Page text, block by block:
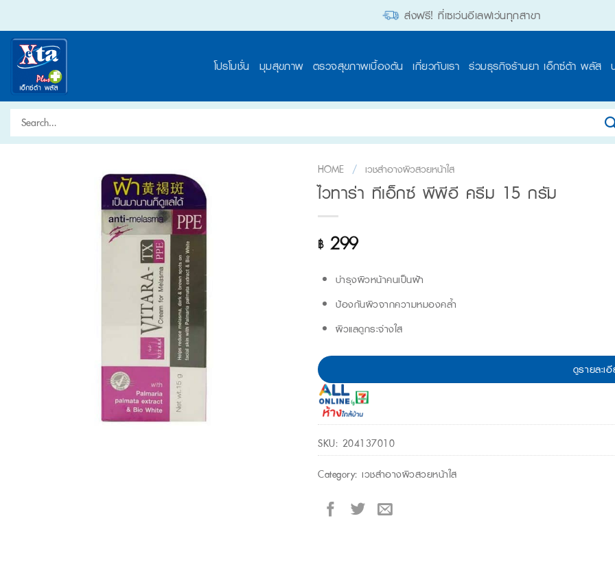
content
ส่งฟรี! ที่เซเว่นอีเลฟเว่นทุกสาขา
โปรโมชั่น มุมสุขภาพ ตรวจสุขภาพเบื้องต้น เกี่ยวกับเรา ร่วมธุรกิจร้านยา เอ็กซ์ต้า พลัส
Search
for:
HOME / เวชสำอางผิวสวยหน้าใส
ไวทาร่า ทีเอ็กซ์ พีพีอี ครีม 15 กรัม
฿299
บำรุงผิวหน้าคนเป็นฝ้า
ป้องกันผิวจากความหมองคล้ำ
ผิวแลดูกระจ่างใส
ดูรายละเ
SKU: 204137010
Category: เวชสำอางผิวสวยหน้าใส